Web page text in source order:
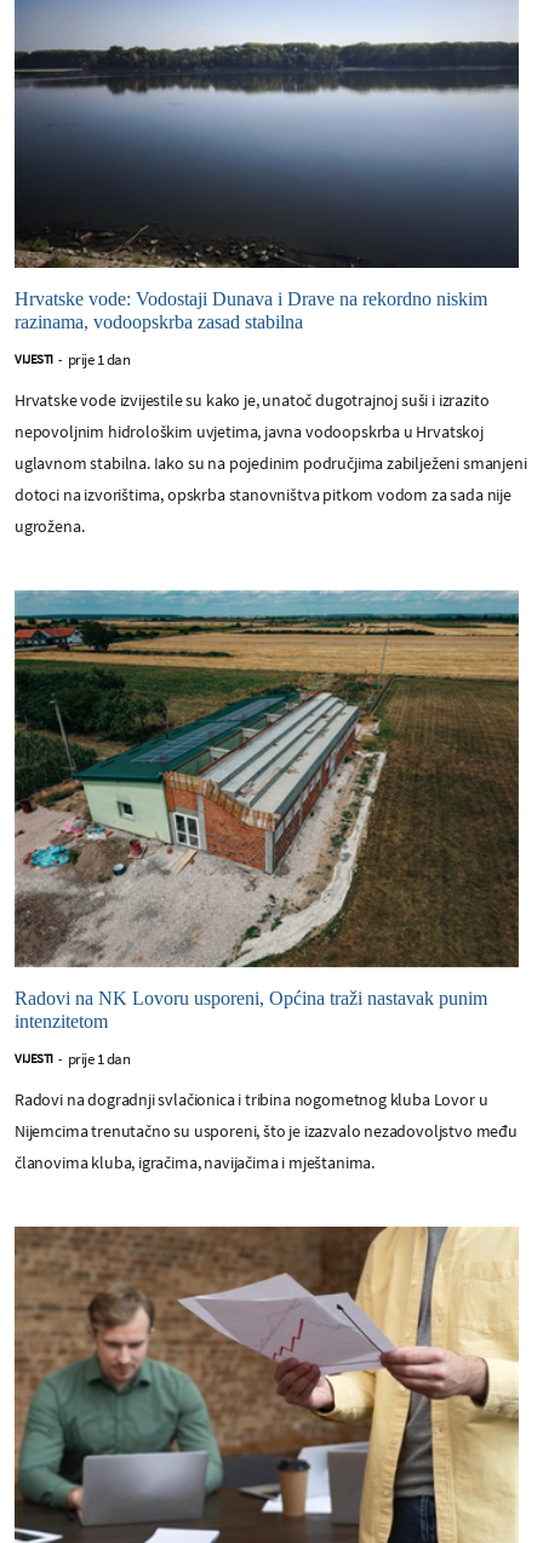
Hrvatske vode: Vodostaji Dunava i Drave na rekordno niskim
razinama, vodoopskrba zasad stabilna
VIJESTI - prije 1 dan
Hrvatske vode izvijestile su kako je, unatoč dugotrajnoj suši i izrazito
nepovoljnim hidrološkim uvjetima, javna vodoopskrba u Hrvatskoj
uglavnom stabilna. Iako su na pojedinim područjima zabilježeni smanjeni
dotoci na izvorištima, opskrba stanovništva pitkom vodom za sada nije
ugrožena.
Radovi na NK Lovoru usporeni, Općina traži nastavak punim
intenzitetom
VIJESTI - prije 1 dan
Radovi na dogradnji svlačionica i tribina nogometnog kluba Lovor u
Nijemcima trenutačno su usporeni, što je izazvalo nezadovoljstvo među
članovima kluba, igračima, navijačima i mještanima.